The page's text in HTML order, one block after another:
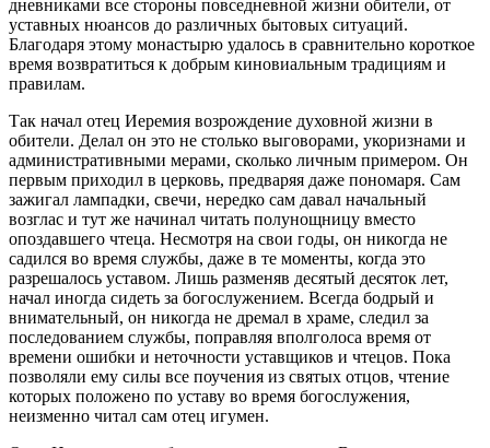
дневниками все стороны повседневной жизни обители, от
уставных нюансов до различных бытовых ситуаций.
Благодаря этому монастырю удалось в сравнительно короткое
время возвратиться к добрым киновиальным традициям и
правилам.
Так начал отец Иеремия возрождение духовной жизни в
обители. Делал он это не столько выговорами, укоризнами и
административными мерами, сколько личным примером. Он
первым приходил в церковь, предваряя даже пономаря. Сам
зажигал лампадки, свечи, нередко сам давал начальный
возглас и тут же начинал читать полунощницу вместо
опоздавшего чтеца. Несмотря на свои годы, он никогда не
садился во время службы, даже в те моменты, когда это
разрешалось уставом. Лишь разменяв десятый десяток лет,
начал иногда сидеть за богослужением. Всегда бодрый и
внимательный, он никогда не дремал в храме, следил за
последованием службы, поправляя вполголоса время от
времени ошибки и неточности уставщиков и чтецов. Пока
позволяли ему силы все поучения из святых отцов, чтение
которых положено по уставу во время богослужения,
неизменно читал сам отец игумен.